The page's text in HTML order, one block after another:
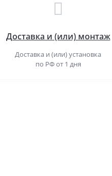
Доставка и (или) монтаж
Доставка и (или) установка
по РФ от 1 дня